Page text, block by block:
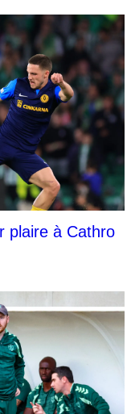
plaire à Cathro